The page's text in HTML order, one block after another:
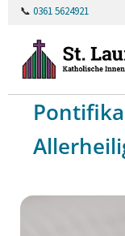
📞 0361 5624921